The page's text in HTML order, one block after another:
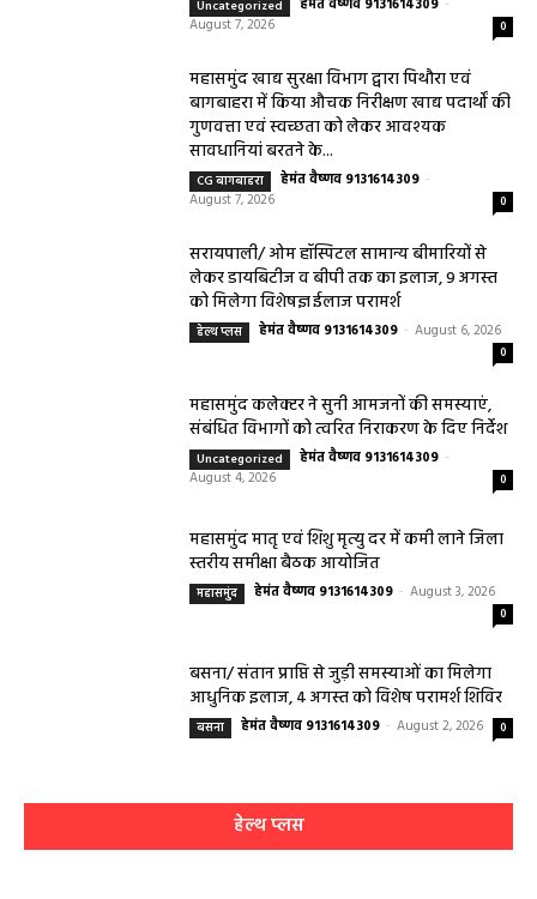
Uncategorized हेमंत वैष्णव 9131614309 -
August 7, 2026
0
महासमुंद खाद्य सुरक्षा विभाग द्वारा पिथौरा एवं
बागबाहरा में किया औचक निरीक्षण खाद्य पदार्थों की
गुणवत्ता एवं स्वच्छता को लेकर आवश्यक
सावधानियां बरतने के...
CG बागबाहरा हेमंत वैष्णव 9131614309 -
August 7, 2026
0
सरायपाली/ ओम हॉस्पिटल सामान्य बीमारियों से
लेकर डायबिटीज व बीपी तक का इलाज, 9 अगस्त
को मिलेगा विशेषज्ञ ईलाज परामर्श
हेल्थ प्लस हेमंत वैष्णव 9131614309 - August 6, 2026
0
महासमुंद कलेक्टर ने सुनी आमजनों की समस्याएं,
संबंधित विभागों को त्वरित निराकरण के दिए निर्देश
Uncategorized हेमंत वैष्णव 9131614309 -
August 4, 2026
0
महासमुंद मातृ एवं शिशु मृत्यु दर में कमी लाने जिला
स्तरीय समीक्षा बैठक आयोजित
महासमुंद हेमंत वैष्णव 9131614309 - August 3, 2026
0
बसना/ संतान प्राप्ति से जुड़ी समस्याओं का मिलेगा
आधुनिक इलाज, 4 अगस्त को विशेष परामर्श शिविर
बसना हेमंत वैष्णव 9131614309 - August 2, 2026 0
हेल्थ प्लस